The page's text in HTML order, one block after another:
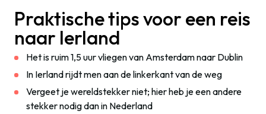
Praktische tips voor een reis
naar Ierland
Het is ruim 1,5 uur vliegen van Amsterdam naar Dublin
In Ierland rijdt men aan de linkerkant van de weg
Vergeet je wereldstekker niet; hier heb je een andere
stekker nodig dan in Nederland